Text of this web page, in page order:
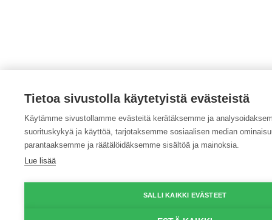
Tietoa sivustolla käytetyistä evästeistä
Käytämme sivustollamme evästeitä kerätäksemme ja
suorituskykyä ja käyttöä, tarjotaksemme sosiaalisen median
parantaaksemme ja räätälöidäksemme sisältöä ja mainoksia.
Lue lisää
SALLI KAIKKI EVÄSTEET